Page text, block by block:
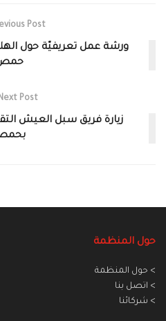
Post
ورشة عمل تعريفيّة حول
Post
زيارة فريق سبل العيش
حول المنظمة
> حول المنظمة
> اتصل بنا
> شركائنا